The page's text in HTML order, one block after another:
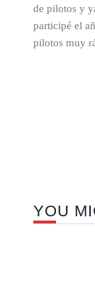
de pilotos y
participé el
pilotos muy
YOU